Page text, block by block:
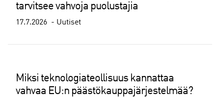
tarvitsee vahvoja puolustajia
17.7.2026 Uutiset
Miksi teknologiateollisuus kannattaa
vahvaa EU:n päästökauppajärjestelmää?